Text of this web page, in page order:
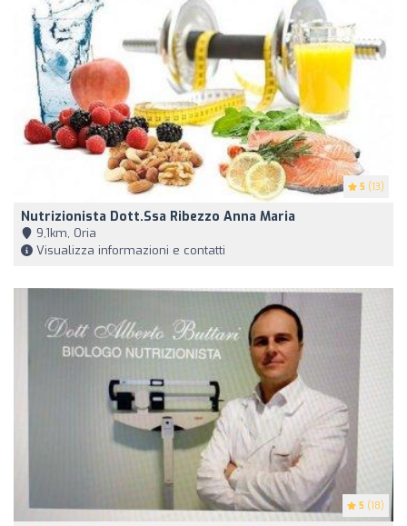
5 (13)
Nutrizionista Dott.ssa Ribezzo Anna Maria
9,1km, Oria
Visualizza informazioni e contatti
5 (18)